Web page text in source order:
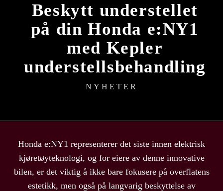
Beskytt understellet
på din Honda e:NY1
med Kepler
understellsbehandling
NYHETER
Honda e:NY1 representerer det siste innen elektrisk
kjøretøyteknologi, og for eiere av denne innovative
bilen, er det viktig å ikke bare fokusere på overflatens
estetikk, men også på langvarig beskyttelse av